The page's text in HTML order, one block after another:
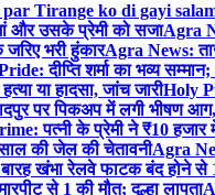
Tirange ko di gayi
और उसके प्रेमी को सजाAgra
भरी हुंकारAgra News:
दीप्ति शर्मा का भव्य
या हादसा, जांच जारीHoly
पर पिकअप में लगी भीषण
पत्नी के प्रेमी ने ₹10 हजार
की जेल की चेतावनीAgra
खंभा रेलवे फाटक बंद होने से
से 1 की मौत; दूल्हा लापता